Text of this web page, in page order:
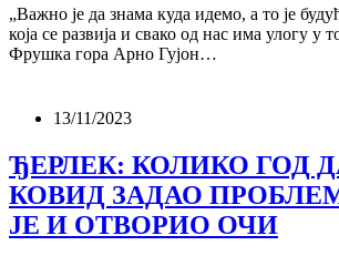
„Важно је да знама куда идемо, а то је
која се развија и свако од нас има улогу у
Фрушка гора Арно Гујон…
13/11/2023
ЂЕРЛЕК: КОЛИКО ГОД
КОВИД ЗАДАО
ЈЕ И ОТВОРИО ОЧИ